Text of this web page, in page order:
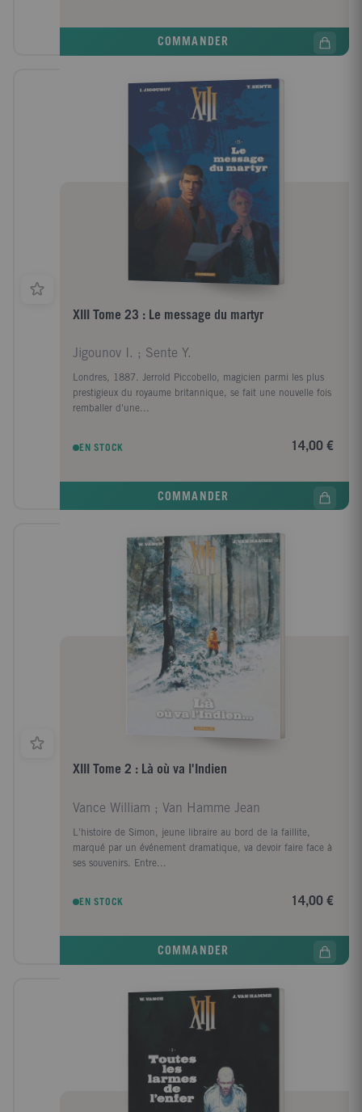
COMMANDER
XIII Tome 23 : Le message du martyr
Jigounov I. ; Sente Y.
Londres, 1887. Jerrold Piccobello, magicien parmi les plus
prestigieux du royaume britannique, se fait une nouvelle fois
remballer d'une...
EN STOCK 14,00 €
COMMANDER
XIII Tome 2 : Là où va l'Indien
Vance William ; Van Hamme Jean
L'histoire de Simon, jeune libraire au bord de la faillite,
marqué par un événement dramatique, va devoir faire face à
ses souvenirs. Entre...
EN STOCK 14,00 €
COMMANDER